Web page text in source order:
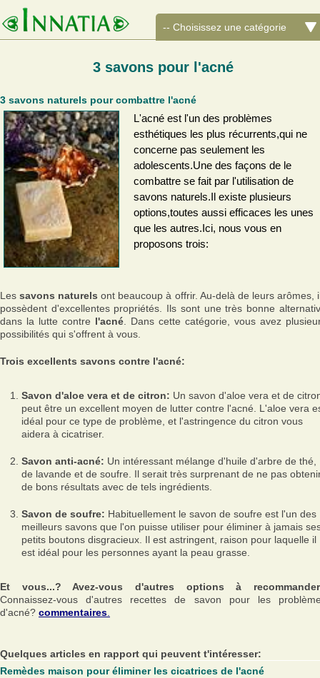
3 savons pour l'acné
3 savons naturels pour combattre l'acné
L'acné est l'un des problèmes
esthétiques les plus récurrents,qui ne
concerne pas seulement les
adolescents.Une des façons de le
combattre se fait par l'utilisation de
savons naturels.Il existe plusieurs
options,toutes aussi efficaces les unes
que les autres.Ici, nous vous en
proposons trois:
Lessavons naturels ont beaucoup à offrir. Au-delà de leurs arômes,
possèdent d'excellentes propriétés. Ils sont une très bonne
dans la lutte contre l'acné . Dans cette catégorie, vous avez
possibilités qui s'offrent à vous.
Trois excellents savons contre l'acné:
Savon d'aloe vera et de citron: Un savon d'aloe vera et de
peut être un excellent moyen de lutter contre l'acné. L'aloe vera
idéal pour ce type de problème, et l'astringence du citron vous
aidera à cicatriser.
Savon anti-acné: Un intéressant mélange d'huile d'arbre de thé,
de lavande et de soufre. Il serait très surprenant de ne pas
de bons résultats avec de tels ingrédients.
Savon de soufre: Habituellement le savon de soufre est l'un des
meilleurs savons que l'on puisse utiliser pour éliminer à jamais
petits boutons disgracieux. Il est astringent, raison pour laquelle il
est idéal pour les personnes ayant la peau grasse.
Et vous...? Avez-vous d'autres options à
Connaissez-vous d'autres recettes de savon pour les
d'acné? commentaires
Quelques articles en rapport qui peuvent t'intéresser:
Remèdes maison pour éliminer les cicatrices de l'acné